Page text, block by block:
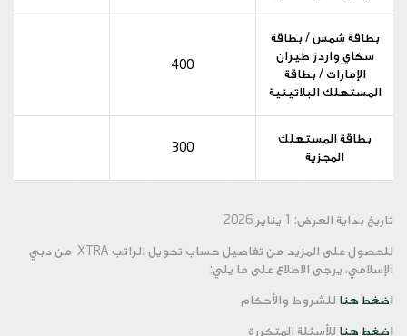
بطاقة شمس / بطاقة
سكاي واردز طيران
الإمارات / بطاقة
المستهلك البلاتينية
400
بطاقة المستهلك
المجزية
300
تاريخ بداية العرض: 1 يناير 2026
للحصول على المزيد من تفاصيل حساب تحويل الراتب XTRA من
دبي
الإسلامي، يرجى الاطلاع على ما يلي:
اضغط هنا للشروط والأحكام
اضغط هنا للأسئلة المتكررة